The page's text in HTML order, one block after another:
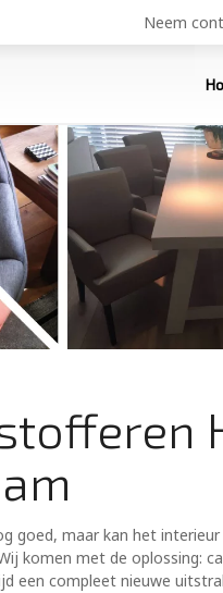
Neem
goed, maar kan het
komen met de oplossing:
een compleet nieuwe